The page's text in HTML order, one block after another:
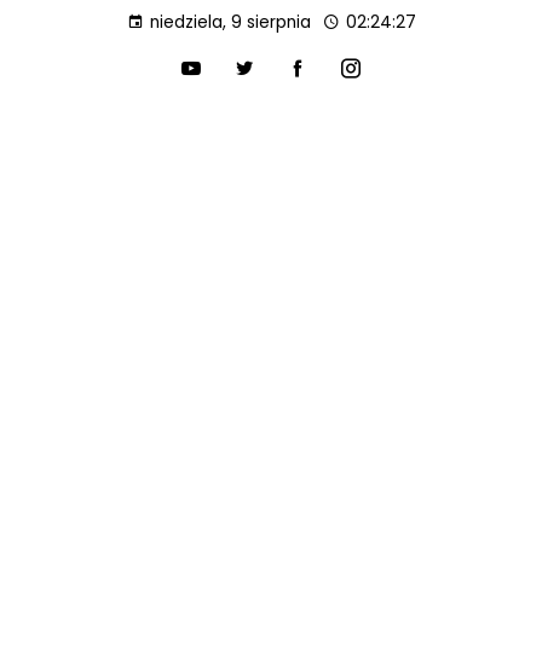
niedziela, 9 sierpnia 02:24:28